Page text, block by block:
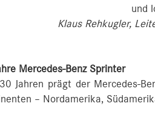
und
Klaus Rehkugler,
Mercedes-Benz Sprinter
Jahren prägt der Mercedes-
– Nordamerika,